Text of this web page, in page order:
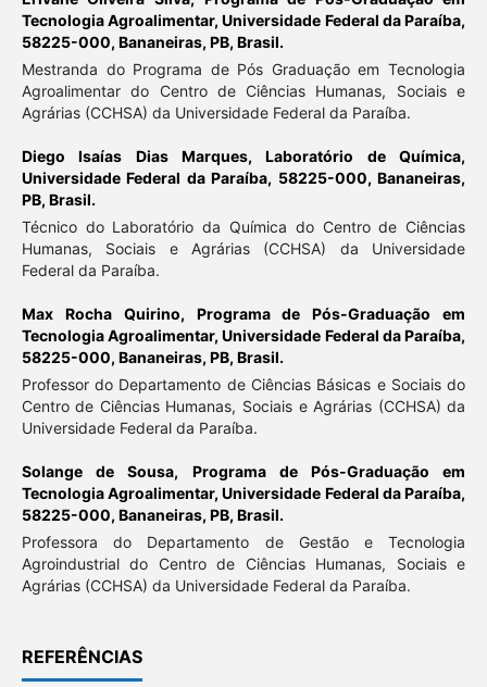
Tecnologia Agroalimentar, Universidade Federal da Paraíba,
58225-000, Bananeiras, PB, Brasil.
Mestranda do Programa de Pós Graduação em Tecnologia
Agroalimentar do Centro de Ciências Humanas, Sociais e
Agrárias (CCHSA) da Universidade Federal da Paraíba.
Diego Isaías Dias Marques,Laboratório de Química,
Universidade Federal da Paraíba, 58225-000, Bananeiras,
PB, Brasil.
Técnico do Laboratório da Química do Centro de Ciências
Humanas, Sociais e Agrárias (CCHSA) da Universidade
Federal da Paraíba.
Max Rocha Quirino, Programa de Pós-Graduação em
Tecnologia Agroalimentar, Universidade Federal da Paraíba,
58225-000, Bananeiras, PB, Brasil.
Professor do Departamento de Ciências Básicas e Sociais do
Centro de Ciências Humanas, Sociais e Agrárias (CCHSA) da
Universidade Federal da Paraíba.
Solange de Sousa, Programa de Pós-Graduação em
Tecnologia Agroalimentar, Universidade Federal da Paraíba,
58225-000, Bananeiras, PB, Brasil.
Professora do Departamento de Gestão e Tecnologia
Agroindustrial do Centro de Ciências Humanas, Sociais e
Agrárias (CCHSA) da Universidade Federal da Paraíba.
REFERÊNCIAS